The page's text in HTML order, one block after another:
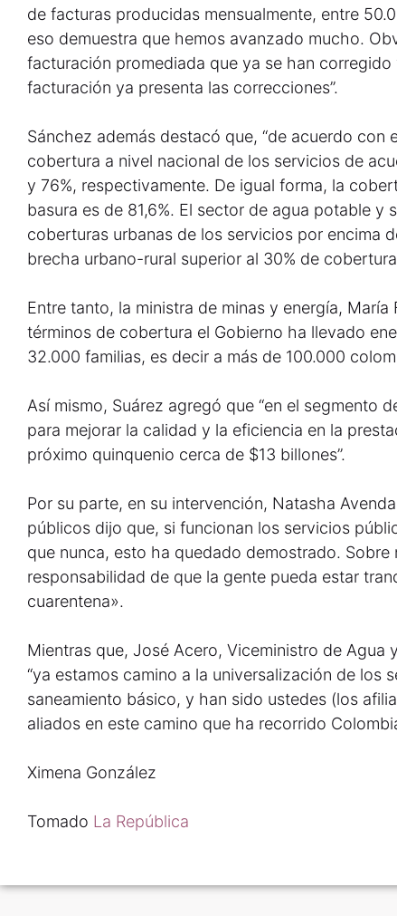
de facturas producidas mensualmente, entre
eso demuestra que hemos avanzado mucho.
facturación promediada que ya se han
facturación ya presenta las correcciones”.
Sánchez además destacó que, “de acuerdo con
cobertura a nivel nacional de los servicios de
y 76%, respectivamente. De igual forma, la
basura es de 81,6%. El sector de agua potable y
coberturas urbanas de los servicios por encima
brecha urbano-rural superior al 30% de
Entre tanto, la ministra de minas y energía, María
términos de cobertura el Gobierno ha llevado
32.000 familias, es decir a más de 100.000
Así mismo, Suárez agregó que “en el segmento
para mejorar la calidad y la eficiencia en la
próximo quinquenio cerca de $13 billones”.
Por su parte, en su intervención, Natasha
públicos dijo que, si funcionan los servicios
que nunca, esto ha quedado demostrado. Sobre
responsabilidad de que la gente pueda estar
cuarentena».
Mientras que, José Acero, Viceministro de Agua
“ya estamos camino a la universalización de los
saneamiento básico, y han sido ustedes (los
aliados en este camino que ha recorrido
Ximena González
Tomado La República